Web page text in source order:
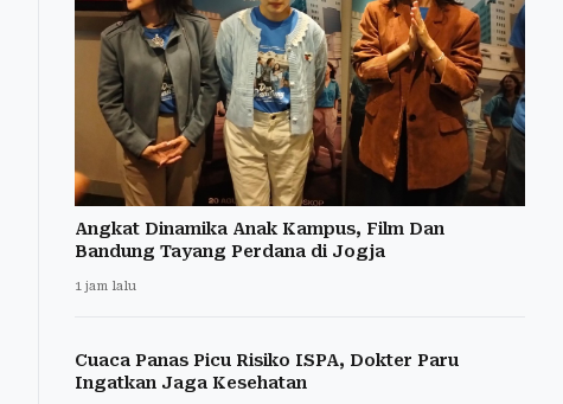
Angkat Dinamika Anak Kampus, Film Dan
Bandung Tayang Perdana di Jogja
1 jam lalu
Cuaca Panas Picu Risiko ISPA, Dokter Paru
Ingatkan Jaga Kesehatan